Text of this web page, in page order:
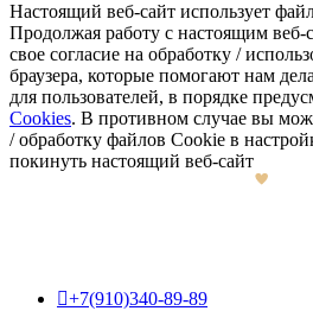
Настоящий веб-сайт использует
Продолжая работу с настоящим веб-
свое согласие на обработку /
браузера, которые помогают нам
для пользователей, в порядке
Cookies. В противном случае вы
/ обработку файлов Cookie в
покинуть настоящий веб-сайт
+7(910)340-89-89